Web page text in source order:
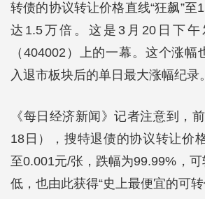
转债的协议转让价格直线“狂飙”至
达1.5万倍。这是3月20日下
（404002）上的一幕。这个涨
入退市板块后的单日最大涨幅纪录
《每日经济新闻》记者注意到，
18日），搜特退债的协议转让价
至0.001元/张，跌幅为99.99%，
低，也由此获得“史上最便宜的可转